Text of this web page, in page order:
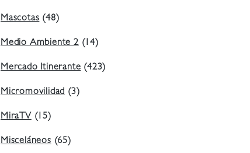
Mascotas(48)
Medio Ambiente 2(14)
Mercado Itinerante(423)
Micromovilidad(3)
MiraTV(15)
Misceláneos(65)